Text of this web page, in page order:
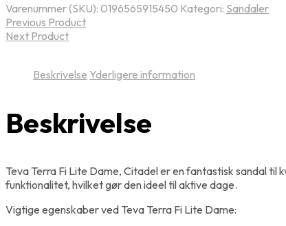
Varenummer (SKU): 0196565915450 Kategori: Sandaler
Previous Product
Next Product
Beskrivelse Yderligere information
Beskrivelse
Teva Terra Fi Lite Dame, Citadel er en fantastisk sandal
funktionalitet, hvilket gør den ideel til aktive dage.
Vigtige egenskaber ved Teva Terra Fi Lite Dame: